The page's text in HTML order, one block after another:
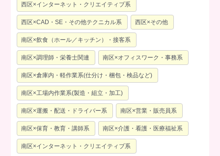
西区×インターネット・クリエイティブ系
西区×CAD・SE・その他テクニカル系 西区×その他
南区×飲食（ホール／キッチン）・接客系
南区×調理師・栄養士関連 南区×オフィスワーク・事務系
南区×倉庫内・軽作業系(仕分け・梱包・検品など)
南区×工場内作業系(製造・組立・加工)
南区×運搬・配送・ドライバー系 南区×営業・販売員系
南区×保育・教育・講師系 南区×介護・看護・医療福祉系
南区×インターネット・クリエイティブ系